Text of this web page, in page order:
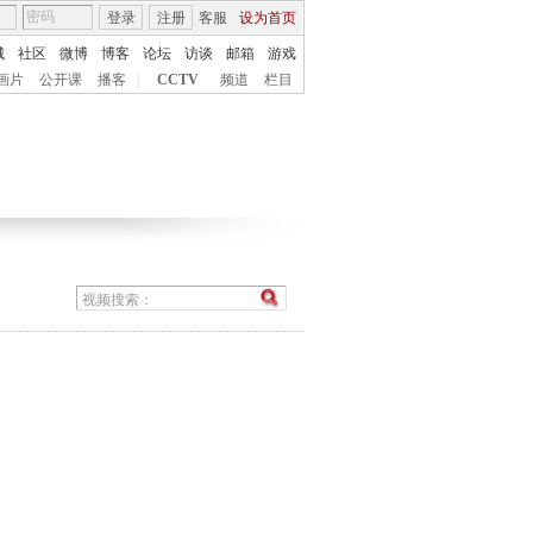
客服 设为首页
登录 注册
社区 微博 博客 论坛 访谈 邮箱
游戏
片
公开课 播客 CCTV 频道 栏目